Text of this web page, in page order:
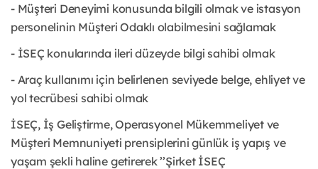
- Müşteri Deneyimi konusunda bilgili olmak ve istasyon
personelinin Müşteri Odaklı olabilmesini sağlamak
- İSEÇ konularında ileri düzeyde bilgi sahibi olmak
- Araç kullanımı için belirlenen seviyede belge, ehliyet ve
yol tecrübesi sahibi olmak
İSEÇ, İş Geliştirme, Operasyonel Mükemmeliyet ve
Müşteri Memnuniyeti prensiplerini günlük iş yapış ve
yaşam şekli haline getirerek ’’Şirket İSEÇ